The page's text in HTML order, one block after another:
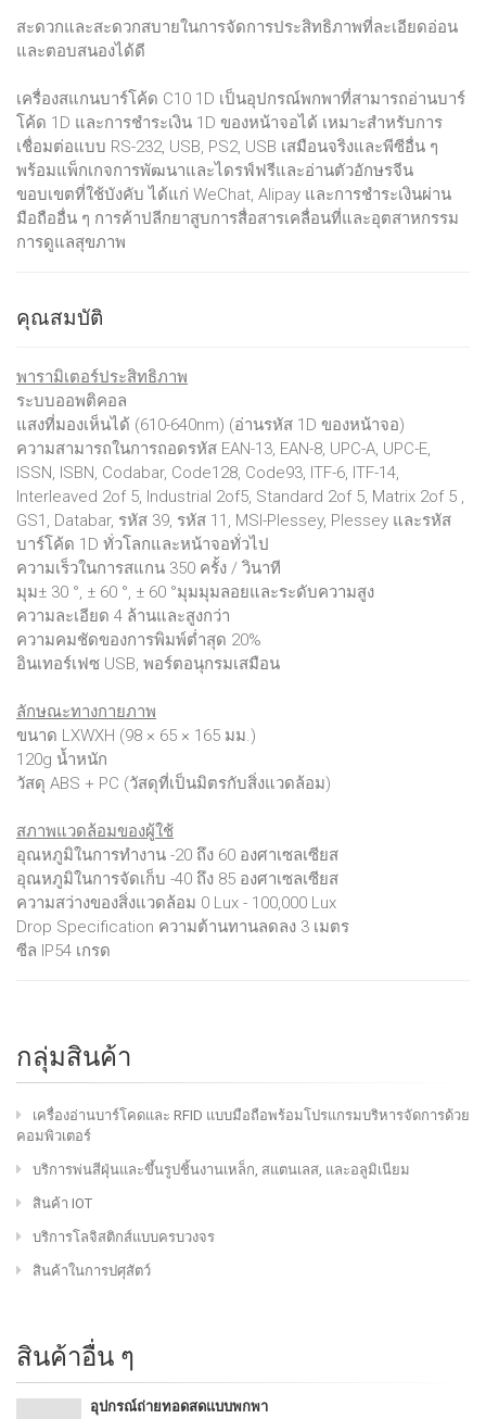
สะดวกและสะดวกสบายในการจัดการประสิทธิภาพที่ละเอียดอ่อน
และตอบสนองได้ดี
เครื่องสแกนบาร์โค้ด C10 1D เป็นอุปกรณ์พกพาที่สามารถอ่านบาร์
โค้ด 1D และการชำระเงิน 1D ของหน้าจอได้ เหมาะสำหรับการ
เชื่อมต่อแบบ RS-232, USB, PS2, USB เสมือนจริงและพีซีอื่น ๆ
พร้อมแพ็กเกจการพัฒนาและไดรฟ์ฟรีและอ่านตัวอักษรจีน
ขอบเขตที่ใช้บังคับ ได้แก่ WeChat, Alipay และการชำระเงินผ่าน
มือถืออื่น ๆ การค้าปลีกยาสูบการสื่อสารเคลื่อนที่และอุตสาหกรรม
การดูแลสุขภาพ
คุณสมบัติ
พารามิเตอร์ประสิทธิภาพ
ระบบออพติคอล
แสงที่มองเห็นได้ (610-640nm) (อ่านรหัส 1D ของหน้าจอ)
ความสามารถในการถอดรหัส EAN-13, EAN-8, UPC-A, UPC-E,
ISSN, ISBN, Codabar, Code128, Code93, ITF-6, ITF-14,
Interleaved 2of 5, Industrial 2of5, Standard 2of 5, Matrix 2of 5 ,
GS1, Databar, รหัส 39, รหัส 11, MSI-Plessey, Plessey และรหัส
บาร์โค้ด 1D ทั่วโลกและหน้าจอทั่วไป
ความเร็วในการสแกน 350 ครั้ง / วินาที
มุม± 30 °, ± 60 °, ± 60 °มุมมุมลอยและระดับความสูง
ความละเอียด 4 ล้านและสูงกว่า
ความคมชัดของการพิมพ์ต่ำสุด 20%
อินเทอร์เฟซ USB, พอร์ตอนุกรมเสมือน
ลักษณะทางกายภาพ
ขนาด LXWXH (98 × 65 × 165 มม.)
120g น้ำหนัก
วัสดุ ABS + PC (วัสดุที่เป็นมิตรกับสิ่งแวดล้อม)
สภาพแวดล้อมของผู้ใช้
อุณหภูมิในการทำงาน -20 ถึง 60 องศาเซลเซียส
อุณหภูมิในการจัดเก็บ -40 ถึง 85 องศาเซลเซียส
ความสว่างของสิ่งแวดล้อม 0 Lux - 100,000 Lux
Drop Specification ความต้านทานลดลง 3 เมตร
ซีล IP54 เกรด
กลุ่มสินค้า
เครื่องอ่านบาร์โคดและ RFID แบบมือถือพร้อมโปรแกรมบริหารจัดการด้วย
คอมพิวเตอร์
บริการพ่นสีฝุ่นและขึ้นรูปชิ้นงานเหล็ก, สแตนเลส, และอลูมิเนียม
สินค้า IOT
บริการโลจิสติกส์แบบครบวงจร
สินค้าในการปศุสัตว์
สินค้าอื่น ๆ
อุปกรณ์ถ่ายทอดสดแบบพกพา